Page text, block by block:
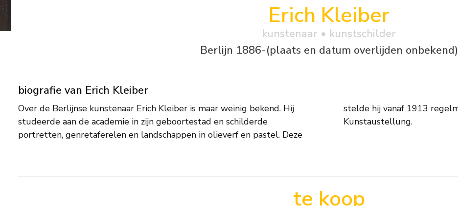
Erich Kleiber
kunstenaar • kunstschilder
Berlijn 1886-(plaats en datum overlijden onbekend)
biografie van Erich Kleiber
Over de Berlijnse kunstenaar Erich Kleiber is maar weinig bekend. Hij
studeerde aan de academie in zijn geboortestad en schilderde
portretten, genretaferelen en landschappen in olieverf en pastel. Deze
stelde hij vanaf 1913 regelmatig tentoon op de Große Berliner
Kunstaustellung.
te koop